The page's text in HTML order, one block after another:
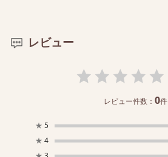
レビュー
レビュー件数：0件
★ 5
★ 4